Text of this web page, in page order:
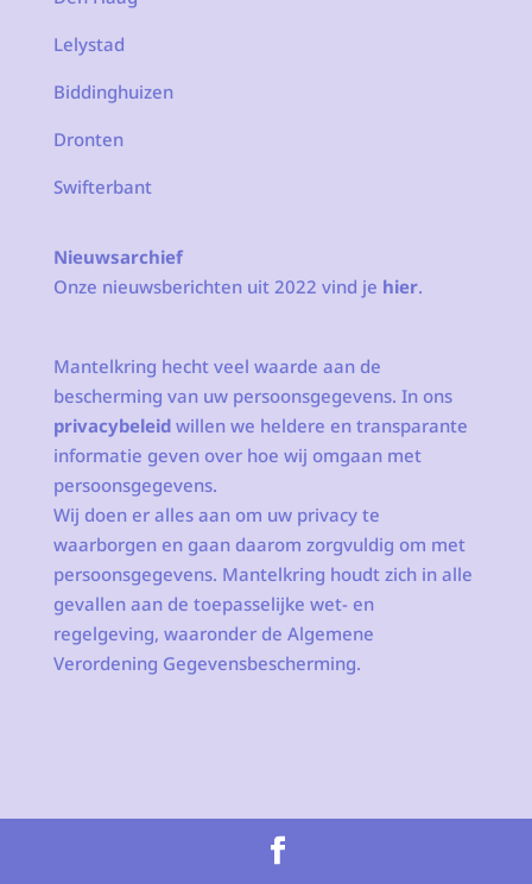
Lelystad
Biddinghuizen
Dronten
Swifterbant
Nieuwsarchief
Onze nieuwsberichten uit 2022 vind je hier.
Mantelkring hecht veel waarde aan de
bescherming van uw persoonsgegevens. In ons
privacybeleidwillen we heldere en transparante
informatie geven over hoe wij omgaan met
persoonsgegevens.
Wij doen er alles aan om uw privacy te
waarborgen en gaan daarom zorgvuldig om met
persoonsgegevens. Mantelkring houdt zich in alle
gevallen aan de toepasselijke wet- en
regelgeving, waaronder de Algemene
Verordening Gegevensbescherming.